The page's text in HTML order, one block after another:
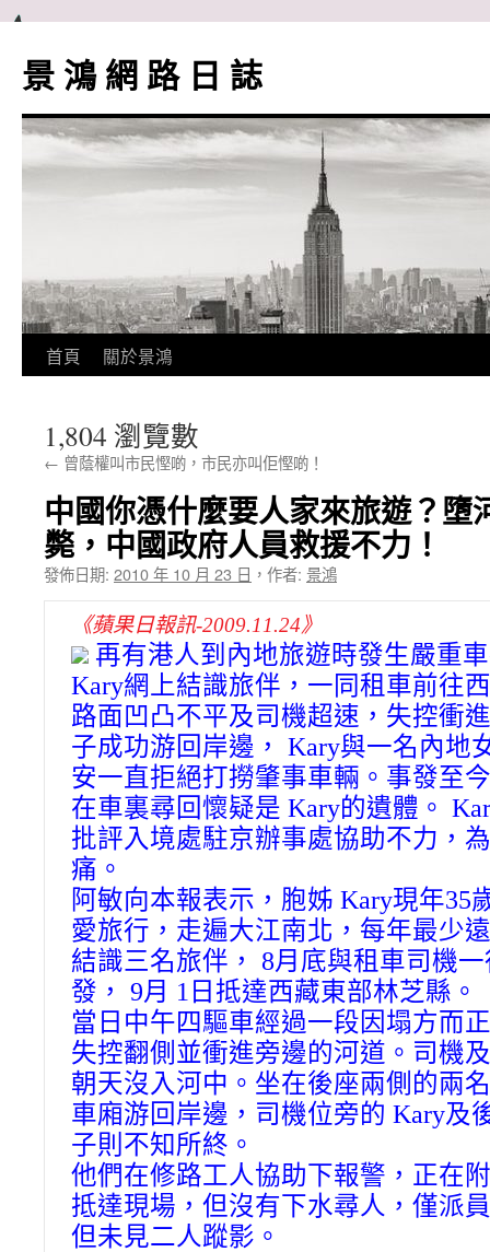
主
要
容
景 鴻 網 路 日 誌
首頁 關於景鴻
1,804 瀏覽數
← 曾蔭權叫市民慳啲，市民亦叫佢慳啲！
中國你憑什麼要人家來旅遊？墮
斃，中國政府人員救援不力！
發佈日期: 2010 年 10 月 23 日 ， 作者: 景鴻
《蘋果日報訊-2009.11.24》
再有港人到內地旅遊時發生嚴重
Kary網上結識旅伴，一同租車前往
路面凹凸不平及司機超速，失控衝
子成功游回岸邊， Kary與一名內地
安一直拒絕打撈肇事車輛。事發至
在車裏尋回懷疑是 Kary的遺體。
批評入境處駐京辦事處協助不力，
痛。
阿敏向本報表示，胞姊 Kary現年35
愛旅行，走遍大江南北，每年最少
結識三名旅伴， 8月底與租車司機
發， 9月 1日抵達西藏東部林芝縣。
當日中午四驅車經過一段因塌方而
失控翻側並衝進旁邊的河道。司機
朝天沒入河中。坐在後座兩側的兩
車廂游回岸邊，司機位旁的 Kary及
子則不知所終。
他們在修路工人協助下報警，正在
抵達現場，但沒有下水尋人，僅派
但未見二人蹤影。
★我一